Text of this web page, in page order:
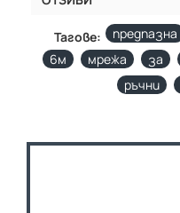
Тагове: предпазна
6м
мрежа за
ръчни